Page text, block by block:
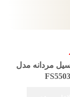
مردانه مدل
FS5503